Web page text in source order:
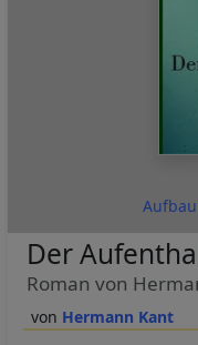
Hermann Kant
Der
Roman von